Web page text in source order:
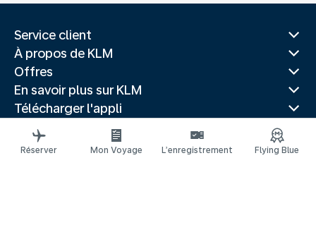
Service client
À propos de KLM
Offres
En savoir plus sur KLM
Télécharger l'appli
Sites Web associés
Guides de voyage
Réserver Mon Voyage L’enregistrement Flying Blue